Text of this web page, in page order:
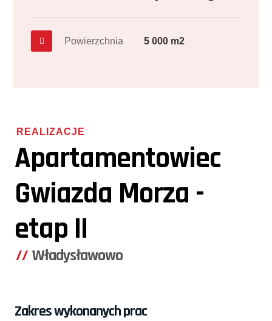
Powierzchnia 5 000 m2
REALIZACJE
Apartamentowiec
Gwiazda Morza -
etap II
Władysławowo
Zakres wykonanych prac